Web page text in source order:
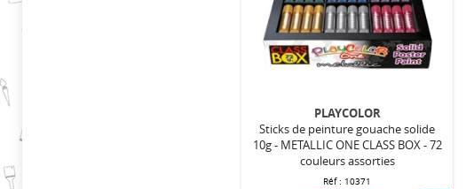
PLAYCOLOR
Sticks de peinture gouache solide
10g - METALLIC ONE CLASS BOX - 72
couleurs assorties
Réf : 10371